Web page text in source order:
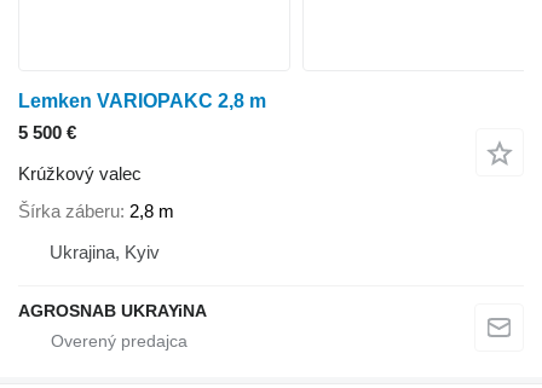
Lemken VARIOPAKC 2,8 m
5 500 €
Krúžkový valec
Šírka záberu 2,8 m
Ukrajina, Kyiv
AGROSNAB UKRAYiNA